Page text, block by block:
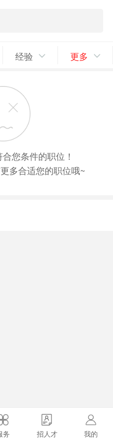
经验 更多
您条件的职位！
多合适您的职位哦~
务 招人才 我的